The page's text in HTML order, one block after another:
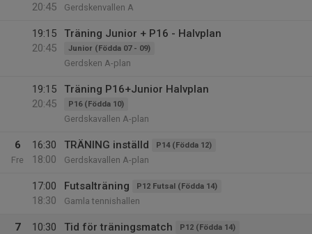
20:45
Gerdskenvallen A
19:15
20:45
Träning Junior + P16 - Halvplan
Junior (Födda 07 - 09)
Gerdsken A-plan
19:15
20:45
Träning P16+Junior Halvplan
P16 (Födda 10)
Gerdskavallen A-plan
6
Fre
16:30
18:00
TRÄNING inställd P14 (Födda 12)
Gerdskavallen A-plan
17:00
18:30
Futsalträning P12 Futsal (Födda 14)
Gamla tennishallen
7
10:30
Tid för träningsmatch P12 (Födda 14)